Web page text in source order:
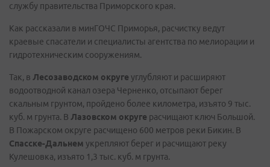
службу правительства Приморского края.
Как рассказали в минГОЧС Приморья, расчистку ведут
краевые спасатели и специалисты агентства по мелиорации и
гидротехническим сооружениям.
Так, в Лесозаводском округе углубляют и расширяют
водоотводной канал озера Черненко, отсыпают берег
скальным грунтом, пройдено более километра, изъято 9 тыс.
куб. м грунта. В Лазовском округе расчищают ключ Большой.
В Пожарском округе расчищено 600 метров реки Бикин. В
Спасске-Дальнем укрепляют берег и расчищают реку
Кулешовка, изъято 1,3 тыс. куб. м грунта.